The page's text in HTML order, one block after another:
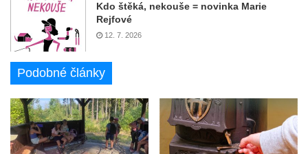
Kdo štěká, nekouše = novinka Marie
Rejfové
12. 7. 2026
Podobné články